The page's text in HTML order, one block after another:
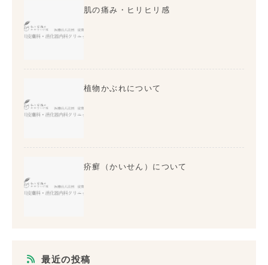
肌の痛み・ヒリヒリ感
植物かぶれについて
疥癬（かいせん）について
最近の投稿